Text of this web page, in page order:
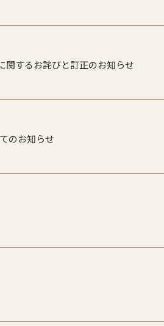
関するお詫びと訂正のお知らせ
のお知らせ